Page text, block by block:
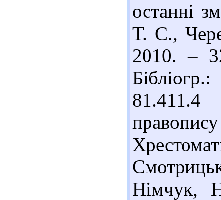
останні
Т. С.,
2010. –
81.411.4
Німчук,